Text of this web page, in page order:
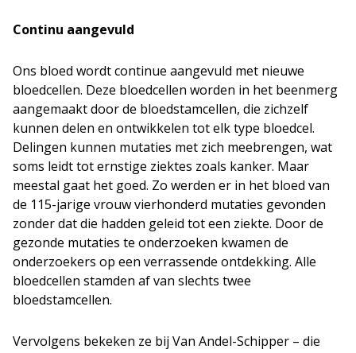
Continu aangevuld
Ons bloed wordt continue aangevuld met nieuwe
bloedcellen. Deze bloedcellen worden in het beenmerg
aangemaakt door de bloedstamcellen, die zichzelf
kunnen delen en ontwikkelen tot elk type bloedcel.
Delingen kunnen mutaties met zich meebrengen, wat
soms leidt tot ernstige ziektes zoals kanker. Maar
meestal gaat het goed. Zo werden er in het bloed van
de 115-jarige vrouw vierhonderd mutaties gevonden
zonder dat die hadden geleid tot een ziekte. Door de
gezonde mutaties te onderzoeken kwamen de
onderzoekers op een verrassende ontdekking. Alle
bloedcellen stamden af van slechts twee
bloedstamcellen.
Vervolgens bekeken ze bij Van Andel-Schipper – die